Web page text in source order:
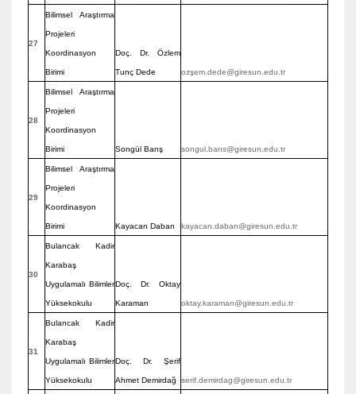
27
Bilimsel Araştırma
Projeleri
Koordinasyon
Birimi
Doç. Dr. Özlem
Tunç Dede ozşem.dede@giresun.edu.tr
28
Bilimsel Araştırma
Projeleri
Koordinasyon
Birimi Songül Barış songul.barıs@giresun.edu.tr
29
Bilimsel Araştırma
Projeleri
Koordinasyon
Birimi Kayacan Daban kayacan.daban@giresun.edu.tr
30
Bulancak Kadir
Karabaş
Uygulamalı Bilimler
Yüksekokulu
Doç. Dr. Oktay
Karaman oktay.karaman@giresun.edu.tr
31
Bulancak Kadir
Karabaş
Uygulamalı Bilimler
Yüksekokulu
Doç. Dr. Şerif
Ahmet Demirdağ serif.demirdag@giresun.edu.tr